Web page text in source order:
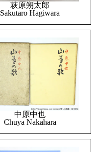
萩原朔太郎
Sakutaro Hagiwara
中原中也
Chuya Nakahara